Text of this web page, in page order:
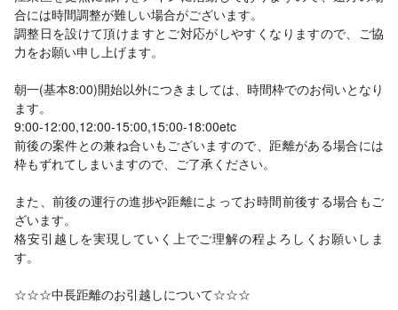
合には時間調整が難しい場合がございます。
調整日を設けて頂けますとご対応がしやすくなりますので、ご協
力をお願い申し上げます。
朝一(基本8:00)開始以外につきましては、時間枠でのお伺いとなり
ます。
9:00-12:00,12:00-15:00,15:00-18:00etc
前後の案件との兼ね合いもございますので、距離がある場合には
枠もずれてしまいますので、ご了承ください。
また、前後の運行の進捗や距離によってお時間前後する場合もご
ざいます。
格安引越しを実現していく上でご理解の程よろしくお願いしま
す。
☆☆☆中長距離のお引越しについて☆☆☆